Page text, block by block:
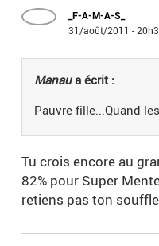
_F-A-M-A-S_
31/août/2011 -
Manaua écrit :
Pauvre fille...Quand
Tu crois encore au
82% pour Super
retiens pas ton